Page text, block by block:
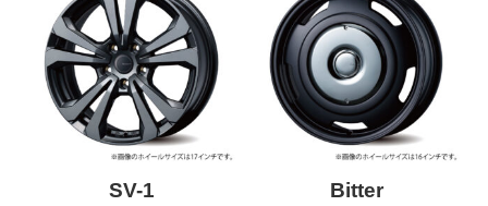
SV-1 Bitter